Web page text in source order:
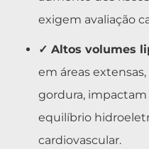
exigem avaliação
✓ Altos volumes
em áreas
gordura,
equilíbrio
cardiovascular.